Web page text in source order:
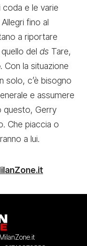
coda e le varie
fino al
a riportare
del ds Tare,
. Con la situazione
solo, c’è bisogno
e assumere
questo, Gerry
. Che piaccia o
a lui.